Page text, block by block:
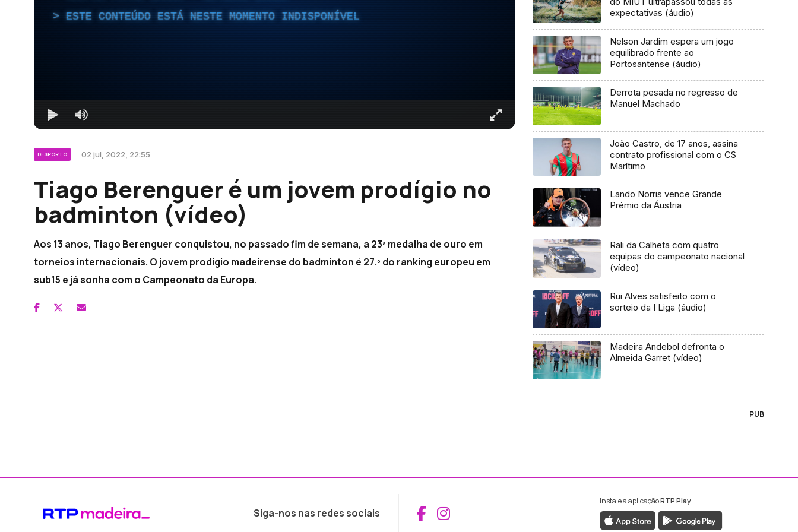
ESTE CONTEÚDO ESTÁ NESTE MOMENTO INDISPONÍVEL
DESPORTO 02 jul, 2022, 22:55
Tiago Berenguer é um jovem prodígio no
badminton (vídeo)
Aos 13 anos, Tiago Berenguer conquistou, no passado fim de semana, a 23ª medalha de ouro em
torneios internacionais. O jovem prodígio madeirense do badminton é 27.º do ranking europeu em
sub15 e já sonha com o Campeonato da Europa.
expectativas (áudio)
Nelson Jardim espera um jogo
equilibrado frente ao
Portosantense (áudio)
Derrota pesada no regresso de
Manuel Machado
João Castro, de 17 anos, assina
contrato profissional com o CS
Marítimo
Lando Norris vence Grande
Prémio da Áustria
Rali da Calheta com quatro
equipas do campeonato nacional
(vídeo)
Rui Alves satisfeito com o
sorteio da I Liga (áudio)
Madeira Andebol defronta o
Almeida Garret (vídeo)
PUB
Siga-nos nas redes sociais Aceder ao Facebook da RTP Madeira
Aceder ao Instagram da RTP Madeira
Instale a aplicaçãoRTP Play